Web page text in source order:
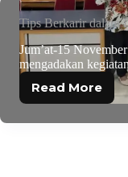
Tips Berkarir dalam
Jum’at-15
mengadakan
Read More